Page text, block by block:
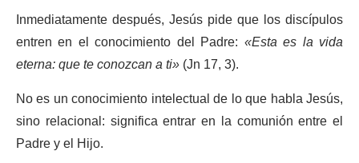
Inmediatamente después, Jesús pide que los discípulos
entren en el conocimiento del Padre: «Esta es la vida
eterna: que te conozcan a ti»(Jn 17, 3).
No es un conocimiento intelectual de lo que habla Jesús,
sino relacional: significa entrar en la comunión entre el
Padre y el Hijo.